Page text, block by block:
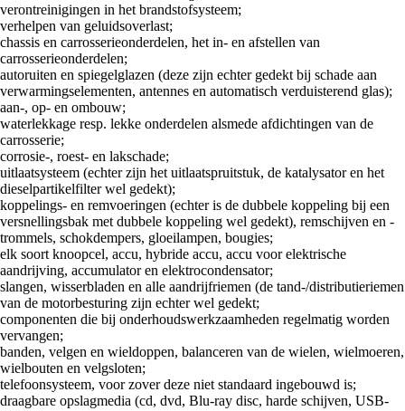
verontreinigingen in het brandstofsysteem;
verhelpen van geluidsoverlast;
chassis en carrosserieonderdelen, het in- en afstellen van
carrosserieonderdelen;
autoruiten en spiegelglazen (deze zijn echter gedekt bij schade aan
verwarmingselementen, antennes en automatisch verduisterend glas);
aan-, op- en ombouw;
waterlekkage resp. lekke onderdelen alsmede afdichtingen van de
carrosserie;
corrosie-, roest- en lakschade;
uitlaatsysteem (echter zijn het uitlaatspruitstuk, de katalysator en het
dieselpartikelfilter wel gedekt);
koppelings- en remvoeringen (echter is de dubbele koppeling bij een
versnellingsbak met dubbele koppeling wel gedekt), remschijven en -
trommels, schokdempers, gloeilampen, bougies;
elk soort knoopcel, accu, hybride accu, accu voor elektrische
aandrijving, accumulator en elektrocondensator;
slangen, wisserbladen en alle aandrijfriemen (de tand-/distributieriemen
van de motorbesturing zijn echter wel gedekt;
componenten die bij onderhoudswerkzaamheden regelmatig worden
vervangen;
banden, velgen en wieldoppen, balanceren van de wielen, wielmoeren,
wielbouten en velgsloten;
telefoonsysteem, voor zover deze niet standaard ingebouwd is;
draagbare opslagmedia (cd, dvd, Blu-ray disc, harde schijven, USB-